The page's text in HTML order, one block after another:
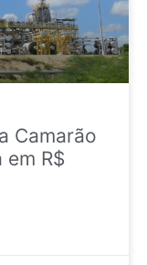
Camarão
R$